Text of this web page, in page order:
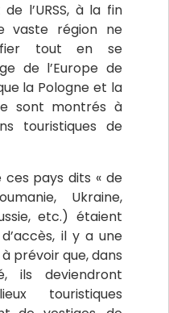
l’URSS, à la fin
vaste région ne
tout en se
de l’Europe de
la Pologne et la
sont montrés à
touristiques de
pays dits « de
Ukraine,
etc.) étaient
il y a une
prévoir que, dans
ils deviendront
touristiques